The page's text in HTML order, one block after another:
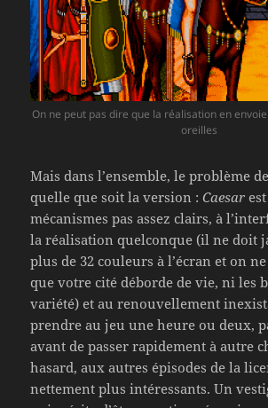
On ne peut pas dire que la réalisation en
oreilles
Mais dans l’ensemble, le problème
quelle que soit la version :Caesar
mécanismes pas assez clairs, à
la réalisation quelconque (il ne doit
plus de 32 couleurs à l’écran et on
que votre cité déborde de vie, ni les
variété) et au renouvellement
prendre au jeu une heure ou deux,
avant de passer rapidement à autre
hasard, aux autres épisodes de la
nettement plus intéressants. Un